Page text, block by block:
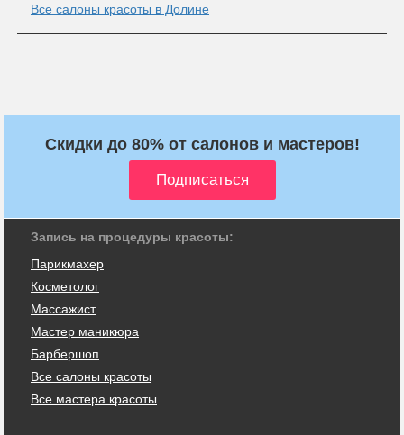
Все салоны красоты в Долине
Скидки до 80% от салонов и мастеров!
Запись на процедуры красоты:
Парикмахер
Косметолог
Массажист
Мастер маникюра
Барбершоп
Все салоны красоты
Все мастера красоты